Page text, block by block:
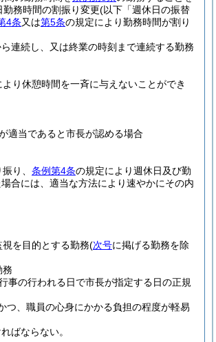
務時間の割振り変更(以下「週休日の振替
4条又は第5条の規定により勤務時間が割り
連続し、又は終業の時刻まで連続する勤務
り休憩時間を一斉に与えないことができ
適当であると市長が認める場合
り、 条例第4条の規定により週休日及び勤
合には、適当な方法により速やかにその内
を目的とする勤務(次号に掲げる勤務を除
務
事の行われる日で市長が指定する日の正規
つ、職員の心身にかかる負担の程度が軽易
ばならない。